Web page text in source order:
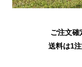
ご注文確
送料は1